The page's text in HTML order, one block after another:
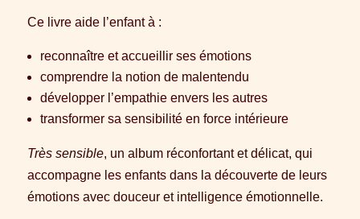
Ce livre aide l’enfant à :
reconnaître et accueillir ses émotions
comprendre la notion de malentendu
développer l’empathie envers les autres
transformer sa sensibilité en force intérieure
Très sensible, un album réconfortant et délicat, qui
accompagne les enfants dans la découverte de leurs
émotions avec douceur et intelligence émotionnelle.